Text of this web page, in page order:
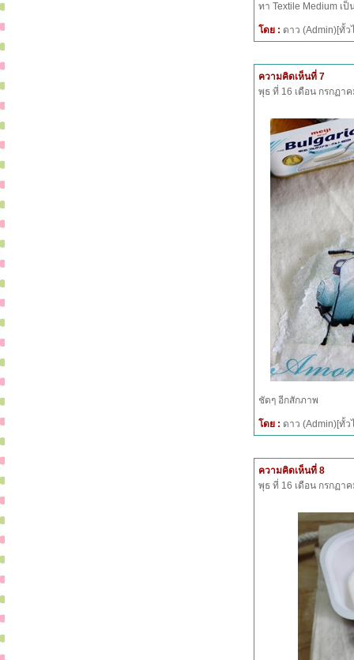
ทา Textile Medium เ
โดย : ดาว (Admin)[
ความคิดเห็นที่ 7
พุธ ที่ 16 เดือน กรกฏา
ชัดๆ อีกสักภาพ
โดย : ดาว (Admin)[
ความคิดเห็นที่ 8
พุธ ที่ 16 เดือน กรกฏา